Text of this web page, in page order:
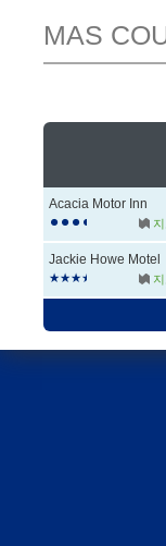
MAS
Acacia Motor Inn
Jackie Howe Motel